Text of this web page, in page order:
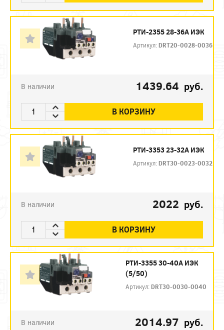
РТИ-2355 28-36А ИЭК
Артикул:DRT20-0028-0036
В наличии 1439.64 руб.
В КОРЗИНУ
РТИ-3353 23-32А ИЭК
Артикул:DRT30-0023-0032
В наличии 2022 руб.
В КОРЗИНУ
РТИ-3355 30-40А ИЭК
(5/50)
Артикул:DRT30-0030-0040
В наличии 2014.97 руб.